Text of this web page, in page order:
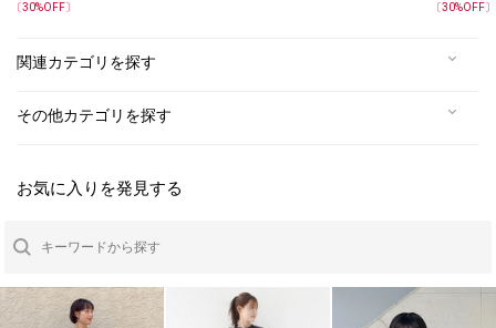
〔30%OFF〕 〔30%OFF〕
関連カテゴリを探す
その他カテゴリを探す
お気に入りを発見する